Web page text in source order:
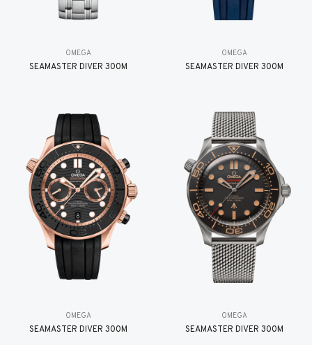
OMEGA
SEAMASTER DIVER 300M
OMEGA
SEAMASTER DIVER 300M
OMEGA
SEAMASTER DIVER 300M
OMEGA
SEAMASTER DIVER 300M